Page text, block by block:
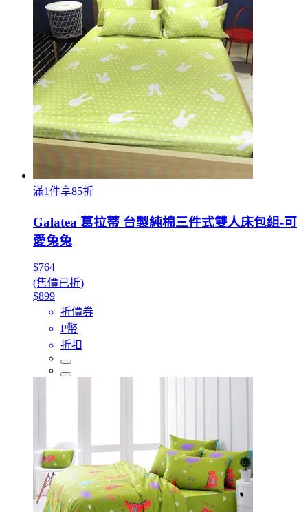
滿1件享85折
Galatea 葛拉蒂 台製純棉三件式雙人床包組-可
愛兔兔
$764
(售價已折)
$899
折價券
P幣
折扣